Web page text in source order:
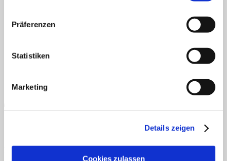
Präferenzen
Statistiken
Marketing
Details zeigen
Cookies zulassen
AGB Datenschutz
Zahlungsweisen
PayPal